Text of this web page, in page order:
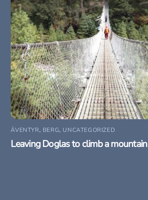
ÄVENTYR, BERG, UNCATEGORIZED
Leaving Doglas to climb a mountain